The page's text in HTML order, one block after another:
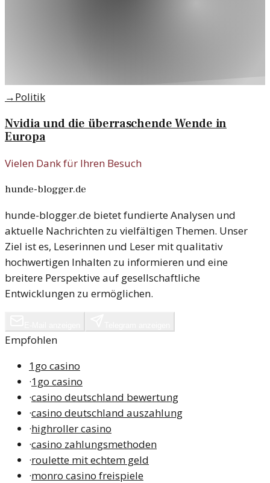
→Politik
Nvidia und die überraschende Wende in
Europa
Vielen Dank für Ihren Besuch
hunde-blogger.de
hunde-blogger.de bietet fundierte Analysen und
aktuelle Nachrichten zu vielfältigen Themen. Unser
Ziel ist es, Leserinnen und Leser mit qualitativ
hochwertigen Inhalten zu informieren und eine
breitere Perspektive auf gesellschaftliche
Entwicklungen zu ermöglichen.
Empfohlen
1go casino
·1go casino
·casino deutschland bewertung
·casino deutschland auszahlung
·highroller casino
·casino zahlungsmethoden
·roulette mit echtem geld
·monro casino freispiele